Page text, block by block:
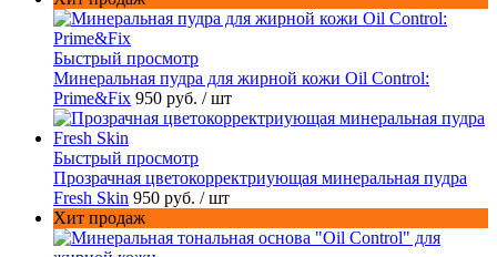
Быстрый просмотр
Минеральная пудра для жирной кожи Oil Control:
Prime&Fix 950 руб. / шт
Быстрый просмотр
Прозрачная цветокорректриующая минеральная пудра
Fresh Skin 950 руб. / шт
Хит продаж